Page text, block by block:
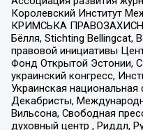
Королевский Институт
КРИМСЬКА
Бёлля, Stichting Bellingcat,
правовой инициативы
Фонд Открытой Эстонии,
украинский конгресс,
Украинская
Декабристы,
Вильсона, Свободная
духовный центр , Риддл,